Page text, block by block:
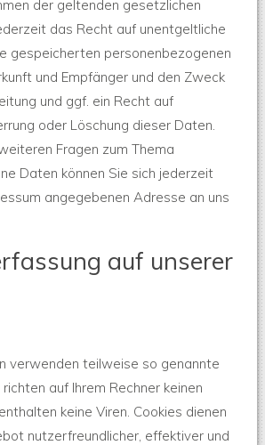
der geltenden gesetzlichen
das Recht auf unentgeltliche
gespeicherten personenbezogenen
und Empfänger und den Zweck
und ggf. ein Recht auf
oder Löschung dieser Daten.
Fragen zum Thema
Daten können Sie sich jederzeit
angegebenen Adresse an uns
auf unserer
verwenden teilweise so genannte
auf Ihrem Rechner keinen
keine Viren. Cookies dienen
nutzerfreundlicher, effektiver und